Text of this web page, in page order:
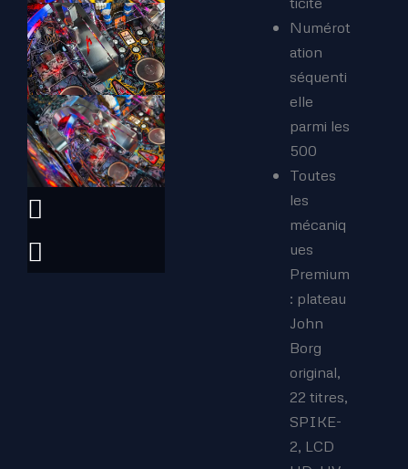
Numérot
ation
séquenti
elle
parmi les
500
Toutes
les
mécaniq
ues
Premium
: plateau
John
Borg
original,
22 titres,
SPIKE-
2, LCD